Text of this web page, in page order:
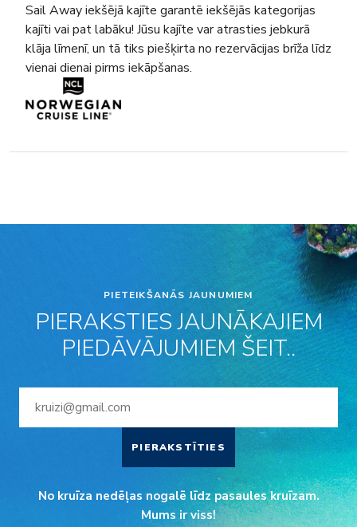
Sail Away iekšējā kajīte garantē iekšējās kategorijas
kajīti vai pat labāku! Jūsu kajīte var atrasties jebkurā
klāja līmenī, un tā tiks piešķirta no rezervācijas brīža līdz
vienai dienai pirms iekāpšanas.
PIETEIKŠANĀS JAUNUMIEM
PIERAKSTIES JAUNĀKAJIEM
PIEDĀVĀJUMIEM ŠEIT..
PIERAKSTĪTIES
No kruīza nedēļas nogalē līdz pasaules kruīzam.
Mums ir viss!